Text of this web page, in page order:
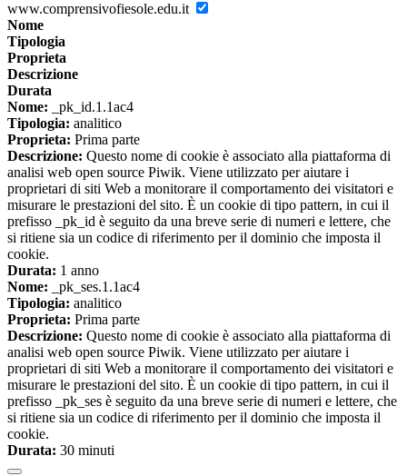
www.comprensivofiesole.edu.it
Nome
Tipologia
Proprieta
Descrizione
Durata
Nome: _pk_id.1.1ac4
Tipologia: analitico
Proprieta: Prima parte
Descrizione: Questo nome di cookie è associato alla piattaforma di
analisi web open source Piwik. Viene utilizzato per aiutare i
proprietari di siti Web a monitorare il comportamento dei visitatori e
misurare le prestazioni del sito. È un cookie di tipo pattern, in cui il
prefisso _pk_id è seguito da una breve serie di numeri e lettere, che
si ritiene sia un codice di riferimento per il dominio che imposta il
cookie.
Durata: 1 anno
Nome: _pk_ses.1.1ac4
Tipologia: analitico
Proprieta: Prima parte
Descrizione: Questo nome di cookie è associato alla piattaforma di
analisi web open source Piwik. Viene utilizzato per aiutare i
proprietari di siti Web a monitorare il comportamento dei visitatori e
misurare le prestazioni del sito. È un cookie di tipo pattern, in cui il
prefisso _pk_ses è seguito da una breve serie di numeri e lettere, che
si ritiene sia un codice di riferimento per il dominio che imposta il
cookie.
Durata: 30 minuti